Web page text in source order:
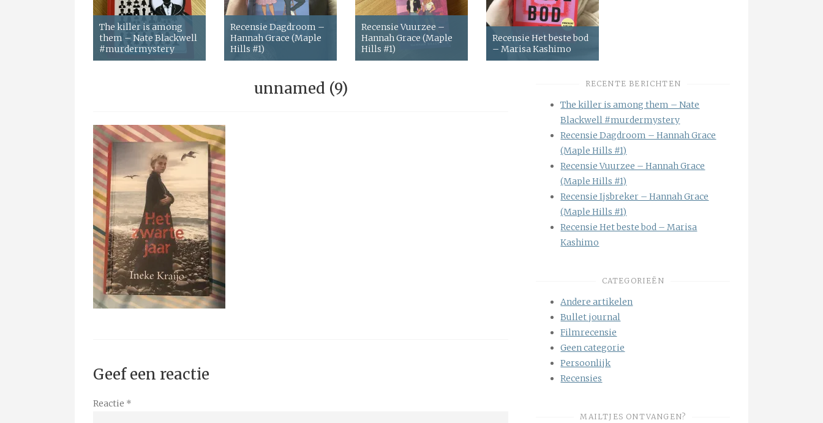
The killer is among
them – Nate Blackwell
#murdermystery
Recensie Dagdroom –
Hannah Grace (Maple
Hills #1)
Recensie Vuurzee –
Hannah Grace (Maple
Hills #1)
Recensie Het beste bod
– Marisa Kashimo
unnamed (9)
Geef een reactie
Reactie *
RECENTE BERICHTEN
The killer is among them – Nate
Blackwell #murdermystery
Recensie Dagdroom – Hannah Grace
(Maple Hills #1)
Recensie Vuurzee – Hannah Grace
(Maple Hills #1)
Recensie Ijsbreker – Hannah Grace
(Maple Hills #1)
Recensie Het beste bod – Marisa
Kashimo
CATEGORIEËN
Andere artikelen
Bullet journal
Filmrecensie
Geen categorie
Persoonlijk
Recensies
MAILTJES ONTVANGEN?